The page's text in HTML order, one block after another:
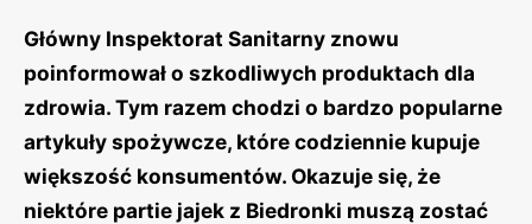
Główny Inspektorat Sanitarny znowu
poinformował o szkodliwych produktach dla
zdrowia. Tym razem chodzi o bardzo popularne
artykuły spożywcze, które codziennie kupuje
większość konsumentów. Okazuje się, że
niektóre partie jajek z Biedronki muszą zostać